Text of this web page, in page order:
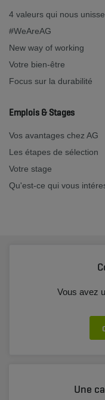
4 valeurs qui nous
#WeAreAG
New way of working
Votre bien-être
Focus sur la durabilité
Emplois & Stages
Vos avantages chez AG
Les étapes de sélection
Votre stage
Qu'est-ce qui vous
Vous avez
Une